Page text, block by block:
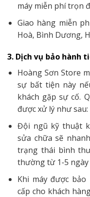
máy miễn phí trọn
Giao hàng miễn
Hoà, Bình Dương,
3. Dịch vụ bảo hành
Hoàng Sơn Store
sự bất tiện này
khách gặp sự cố.
được xử lý như sau:
Đội ngũ kỹ thuật
sửa chữa sẽ
trạng thái bình
thường từ 1-5 ngày
Khi máy được
cấp cho khách